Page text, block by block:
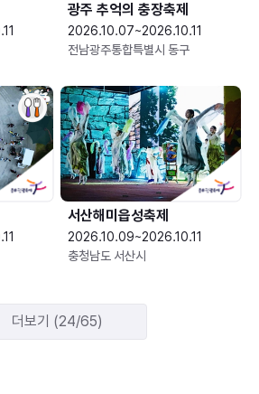
광주 추억의 충장축제
2026.10.07~2026.10.11
전남광주통합특별시 동구
서산해미읍성축제
2026.10.09~2026.10.11
충청남도 서산시
더보기 (24/65)